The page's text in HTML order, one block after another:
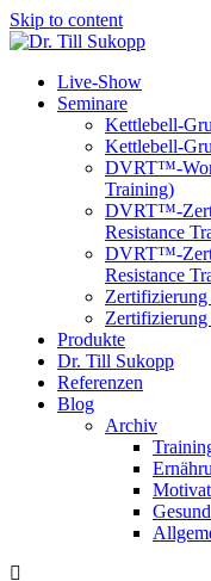
Skip to content
Live-Show
Seminare
Kettlebell-
Kettlebell-
DVRT™-
Training)
DVRT™-
Resistance
DVRT™-
Resistance
Produkte
Dr. Till Sukopp
Referenzen
Blog
Archiv